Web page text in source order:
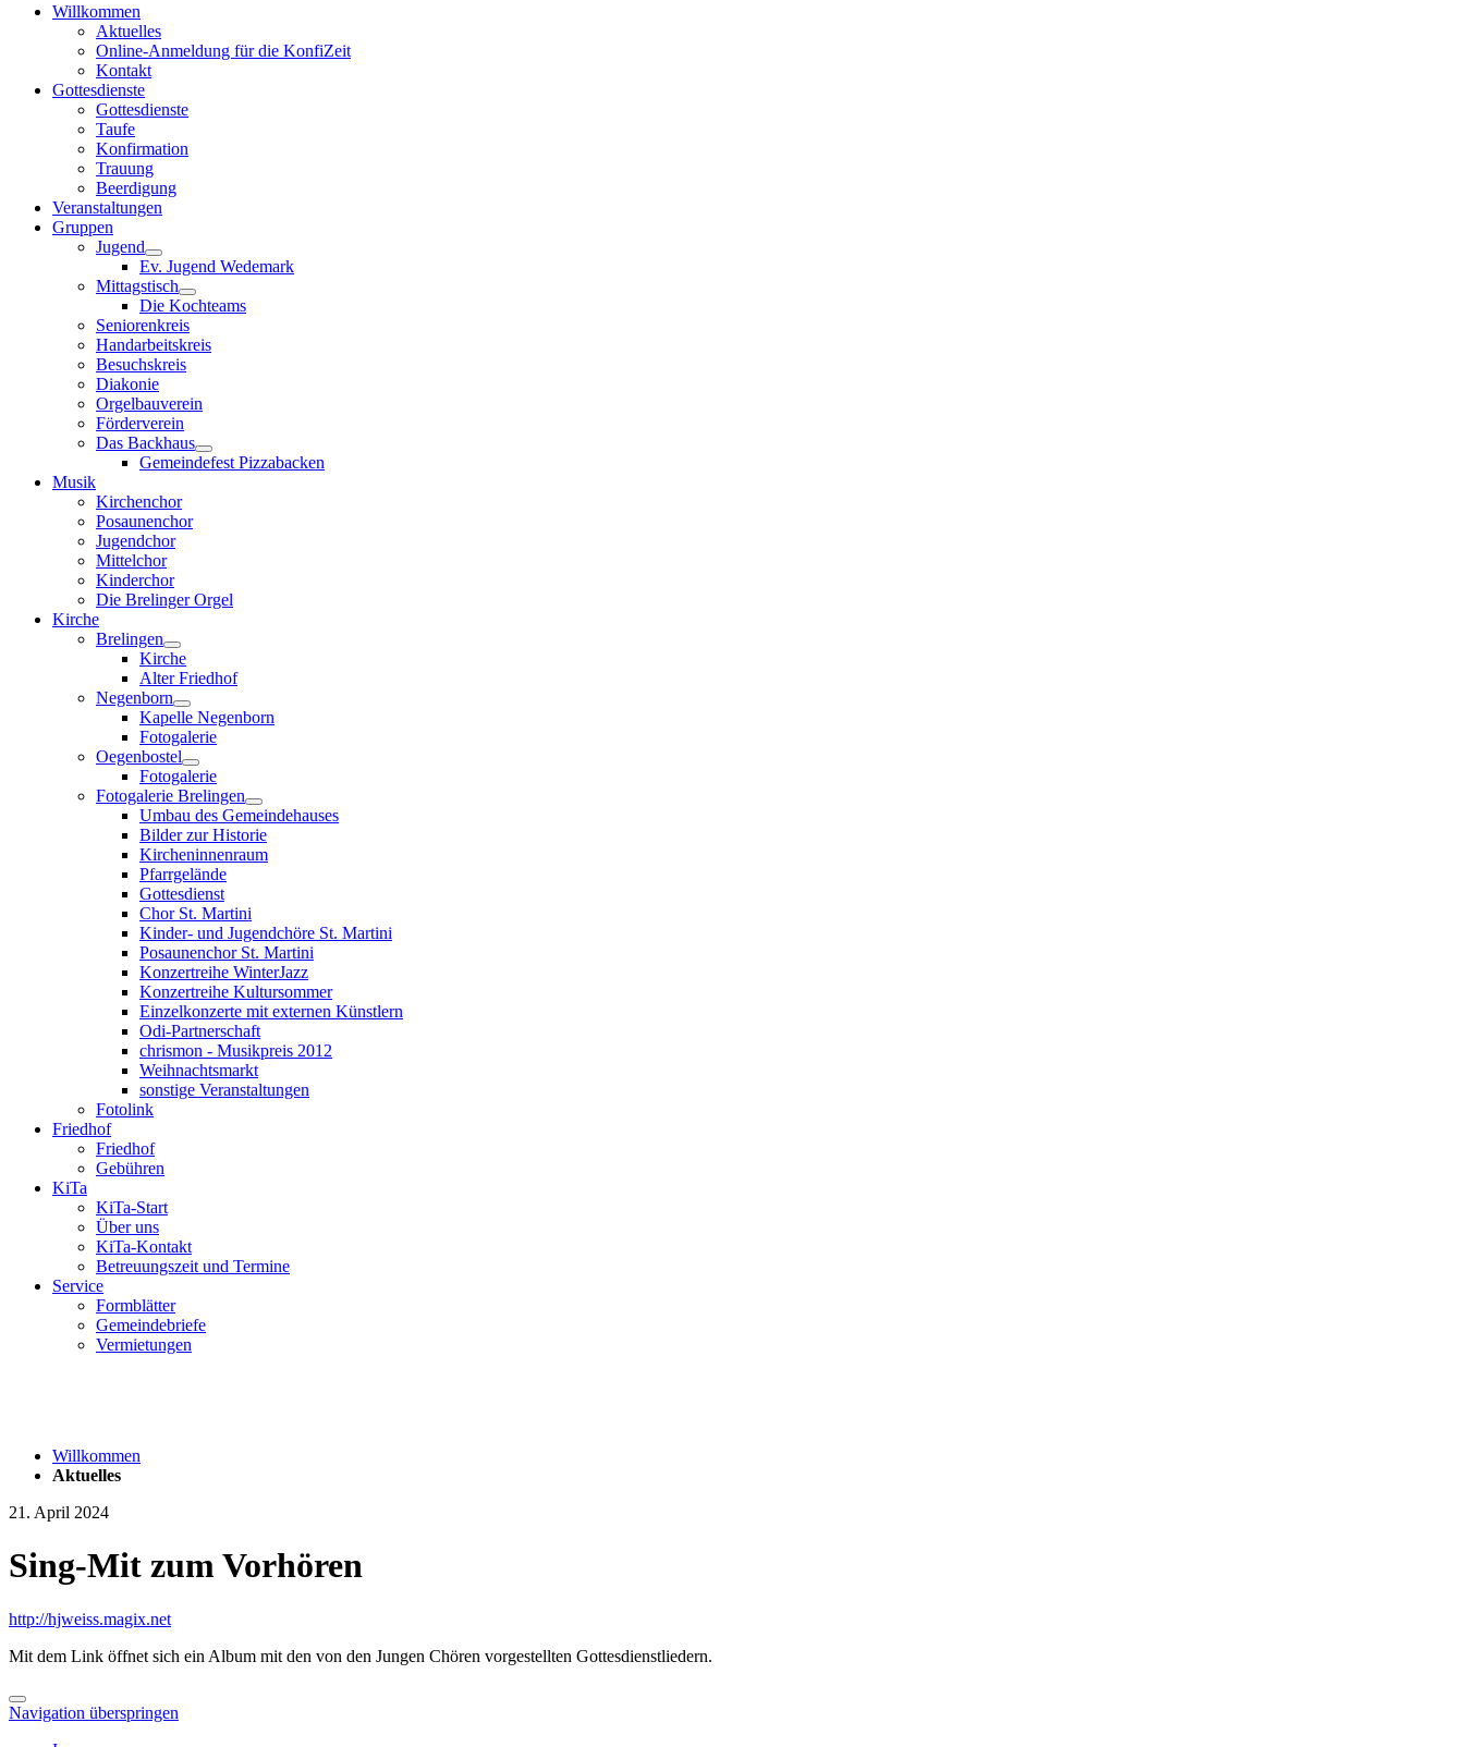
Willkommen
Aktuelles
Online-Anmeldung für die KonfiZeit
Kontakt
Gottesdienste
Gottesdienste
Taufe
Konfirmation
Trauung
Beerdigung
Veranstaltungen
Gruppen
Jugend
Ev. Jugend Wedemark
Mittagstisch
Die Kochteams
Seniorenkreis
Handarbeitskreis
Besuchskreis
Diakonie
Orgelbauverein
Förderverein
Das Backhaus
Gemeindefest Pizzabacken
Musik
Kirchenchor
Posaunenchor
Jugendchor
Mittelchor
Kinderchor
Die Brelinger Orgel
Kirche
Brelingen
Kirche
Alter Friedhof
Negenborn
Kapelle Negenborn
Fotogalerie
Oegenbostel
Fotogalerie
Fotogalerie Brelingen
Umbau des Gemeindehauses
Bilder zur Historie
Kircheninnenraum
Pfarrgelände
Gottesdienst
Chor St. Martini
Kinder- und Jugendchöre St. Martini
Posaunenchor St. Martini
Konzertreihe WinterJazz
Konzertreihe Kultursommer
Einzelkonzerte mit externen Künstlern
Odi-Partnerschaft
chrismon - Musikpreis 2012
Weihnachtsmarkt
sonstige Veranstaltungen
Fotolink
Friedhof
Friedhof
Gebühren
KiTa
KiTa-Start
Über uns
KiTa-Kontakt
Betreuungszeit und Termine
Service
Formblätter
Gemeindebriefe
Vermietungen
Willkommen
Aktuelles
21. April 2024
Sing-Mit zum Vorhören
http://hjweiss.magix.net
Mit dem Link öffnet sich ein Album mit den von den Jungen Chören vorgestellten Gottesdienstliedern.
Navigation überspringen